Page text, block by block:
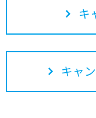
キ
キャ